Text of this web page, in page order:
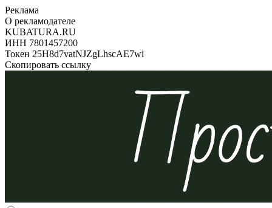
Реклама
О рекламодателе
KUBATURA.RU
ИНН 7801457200
Токен 25H8d7vatNJZgLhscAE7wi
Скопировать ссылку